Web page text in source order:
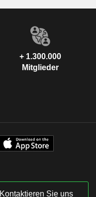
+ 1.300.000
Mitglieder
Kontaktieren Sie uns